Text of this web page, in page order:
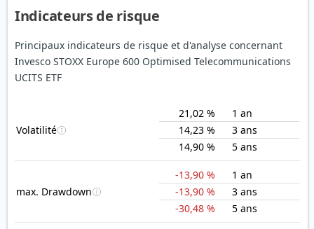
Indicateurs de risque
Principaux indicateurs de risque et d'analyse concernant
Invesco STOXX Europe 600 Optimised Telecommunications
UCITS ETF
Volatilité
21,02 %
1 an
14,23 %
3 ans
14,90 %
5 ans
max. Drawdown
-13,90 %
1 an
-13,90 %
3 ans
-30,48 %
5 ans